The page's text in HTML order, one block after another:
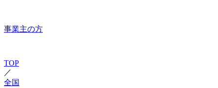
事業主の方
TOP
／
全国